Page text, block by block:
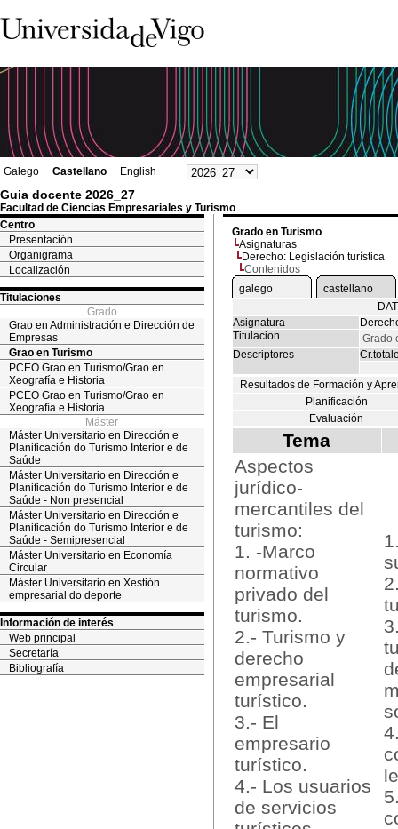
Galego Castellano English
Guia docente 2026_27
Facultad de Ciencias Empresariales y Turismo
Centro
Presentación
Organigrama
Localización
Titulaciones
Grado
Grao en Administración e Dirección de
Empresas
Grao en Turismo
PCEO Grao en Turismo/Grao en
Xeografía e Historia
PCEO Grao en Turismo/Grao en
Xeografía e Historia
Máster
Máster Universitario en Dirección e
Planificación do Turismo Interior e de
Saúde
Máster Universitario en Dirección e
Planificación do Turismo Interior e de
Saúde - Non presencial
Máster Universitario en Dirección e
Planificación do Turismo Interior e de
Saúde - Semipresencial
Máster Universitario en Economía
Circular
Máster Universitario en Xestión
empresarial do deporte
Información de interés
Web principal
Secretaría
Bibliografía
Grado en Turismo
Asignaturas
Derecho: Legislación turística
Contenidos
galego
castellano
Asignatura
Titulacion
Grado
Descriptores
Resultados de Formación y
Planificación
Evaluación
Tema
Aspectos
jurídico-
mercantiles del
turismo:
1. -Marco
normativo
privado del
turismo.
2.- Turismo y
derecho
empresarial
turístico.
3.- El
empresario
turístico.
4.- Los usuarios
de servicios